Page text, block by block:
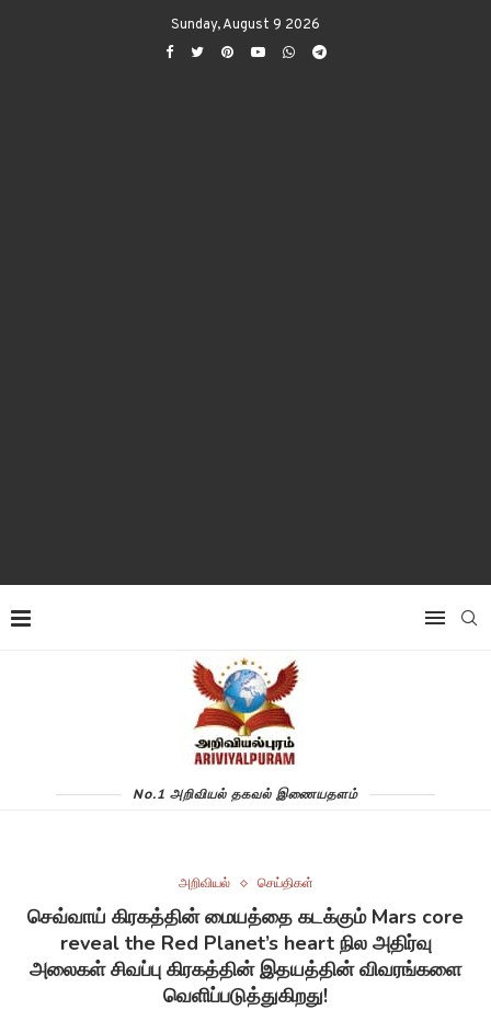
Sunday, August 9 2026
No.1 அறிவியல் தகவல் இணையதளம்
அறிவியல் செய்திகள்
செவ்வாய் கிரகத்தின் மையத்தை கடக்கும் Mars core
reveal the Red Planet’s heart நில அதிர்வு
அலைகள் சிவப்பு கிரகத்தின் இதயத்தின் விவரங்களை
வெளிப்படுத்துகிறது!